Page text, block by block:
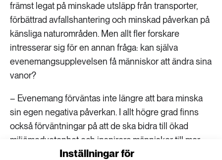
Inställningar för
främst legat på minskade utsläpp från transporter,
förbättrad avfallshantering och minskad påverkan på
känsliga naturområden. Men allt fler forskare
intresserar sig för en annan fråga: kan själva
evenemangsupplevelsen få människor att ändra sina
vanor?
– Evenemang förväntas inte längre att bara minska
sin egen negativa påverkan. I allt högre grad finns
också förväntningar på att de ska bidra till ökad
miljömedvetenhet och inspirera människor till mer
hållbara beteenden, säger Erik Lundberg, docent i